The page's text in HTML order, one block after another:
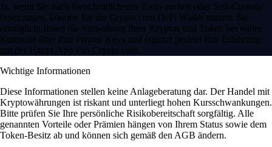
Ja, wenn Sie nach fortschrittlicheren Tools suchen oder Self-Custody
bevorzugen, können Sie die Crypto.com DeFi Wallet nutzen. Sie
ermöglicht Ihnen die Verwaltung Ihrer Kryptos und Token bei voller
Kontrolle über Ihre Private Keys und ergänzt perfekt Ihre Erfahrung
mit der Haupt-App von Crypto.com.
Wichtige Informationen
Diese Informationen stellen keine Anlageberatung dar. Der Handel mit
Kryptowährungen ist riskant und unterliegt hohen Kursschwankungen.
Bitte prüfen Sie Ihre persönliche Risikobereitschaft sorgfältig. Alle
genannten Vorteile oder Prämien hängen von Ihrem Status sowie dem
Token-Besitz ab und können sich gemäß den AGB ändern.